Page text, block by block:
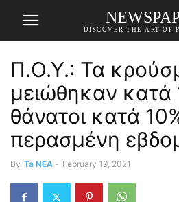
DISCOVER THE ART OF
Π.Ο.Υ.: Τα
μειώθηκαν κατά
θάνατοι κατά
περασμένη
By Ta NEA - February 19, 2021